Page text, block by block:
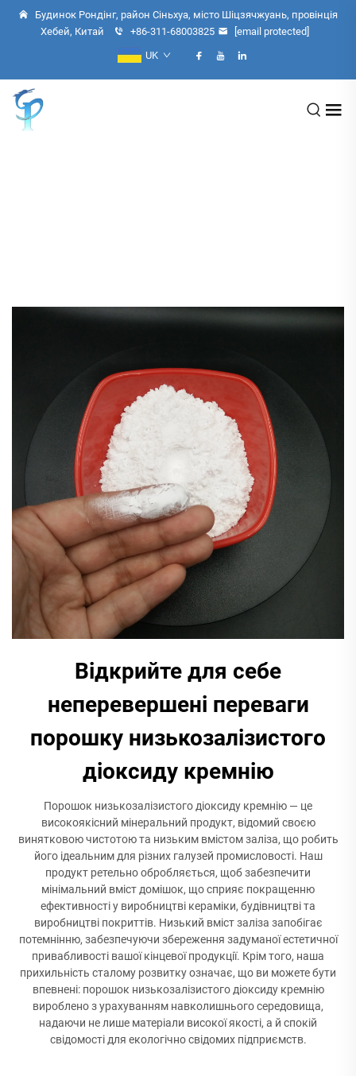
Будинок Рондінг, район Сіньхуа, місто Шіцзячжуань, провінція
Хебей, Китай
+86-311-68003825
[email protected]
UK
Відкрийте для себе
неперевершені переваги
порошку низькозалізистого
діоксиду кремнію
Порошок низькозалізистого діоксиду кремнію — це
високоякісний мінеральний продукт, відомий своєю
винятковою чистотою та низьким вмістом заліза, що робить
його ідеальним для різних галузей промисловості. Наш
продукт ретельно обробляється, щоб забезпечити
мінімальний вміст домішок, що сприяє покращенню
ефективності у виробництві кераміки, будівництві та
виробництві покриттів. Низький вміст заліза запобігає
потемнінню, забезпечуючи збереження задуманої естетичної
привабливості вашої кінцевої продукції. Крім того, наша
прихильність сталому розвитку означає, що ви можете бути
впевнені: порошок низькозалізистого діоксиду кремнію
вироблено з урахуванням навколишнього середовища,
надаючи не лише матеріали високої якості, а й спокій
свідомості для екологічно свідомих підприємств.